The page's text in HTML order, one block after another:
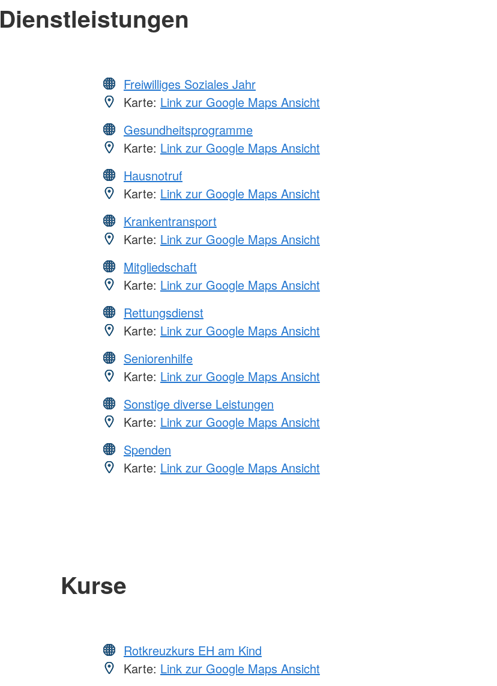
Dienstleistungen
Freiwilliges Soziales Jahr
Karte: Link zur Google Maps Ansicht
Gesundheitsprogramme
Karte: Link zur Google Maps Ansicht
Hausnotruf
Karte: Link zur Google Maps Ansicht
Krankentransport
Karte: Link zur Google Maps Ansicht
Mitgliedschaft
Karte: Link zur Google Maps Ansicht
Rettungsdienst
Karte: Link zur Google Maps Ansicht
Seniorenhilfe
Karte: Link zur Google Maps Ansicht
Sonstige diverse Leistungen
Karte: Link zur Google Maps Ansicht
Spenden
Karte: Link zur Google Maps Ansicht
Kurse
Rotkreuzkurs EH am Kind
Karte: Link zur Google Maps Ansicht